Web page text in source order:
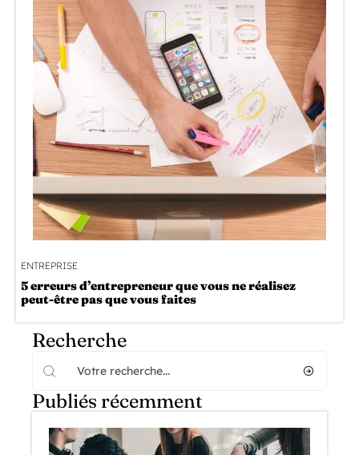
ENTREPRISE
5 erreurs d’entrepreneur que vous ne réalisez
peut-être pas que vous faites
Recherche
Publiés récemment